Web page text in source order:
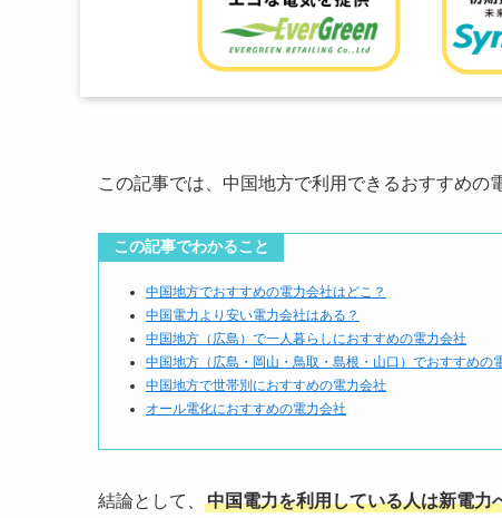
この記事では、中国地方で利用できるおすすめの
この記事でわかること
中国地方でおすすめの電力会社はどこ？
中国電力より安い電力会社はある？
中国地方（広島）で一人暮らしにおすすめの電力会社
中国地方（広島・岡山・鳥取・島根・山口）でおすすめの
中国地方で世帯別におすすめの電力会社
オール電化におすすめの電力会社
結論として、 中国電力を利用している人は新電力